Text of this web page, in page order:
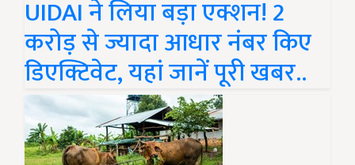
UIDAI ने लिया बड़ा एक्शन! 2
करोड़ से ज्यादा आधार नंबर किए
डिएक्टिवेट, यहां जानें पूरी खबर..